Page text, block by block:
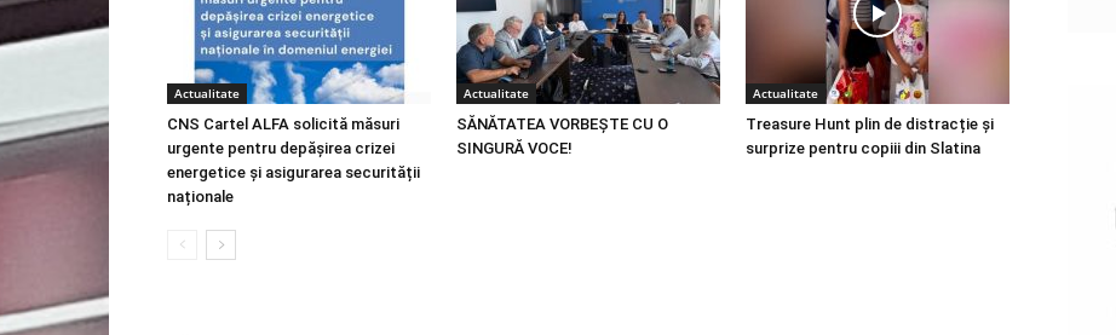
Actualitate
CNS Cartel ALFA solicită măsuri
urgente pentru depășirea crizei
energetice și asigurarea securității
naționale
Actualitate
SĂNĂTATEA VORBEȘTE CU O
SINGURĂ VOCE!
Actualitate
Treasure Hunt plin de distracție și
surprize pentru copiii din Slatina